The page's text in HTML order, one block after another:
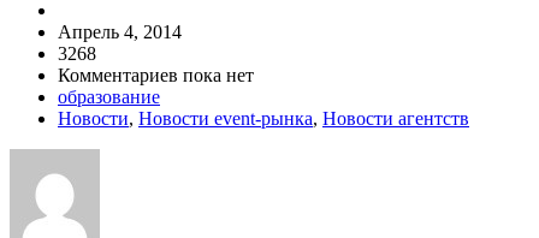
Апрель 4, 2014
3268
Комментариев пока нет
образование
Новости, Новости event-рынка, Новости агентств